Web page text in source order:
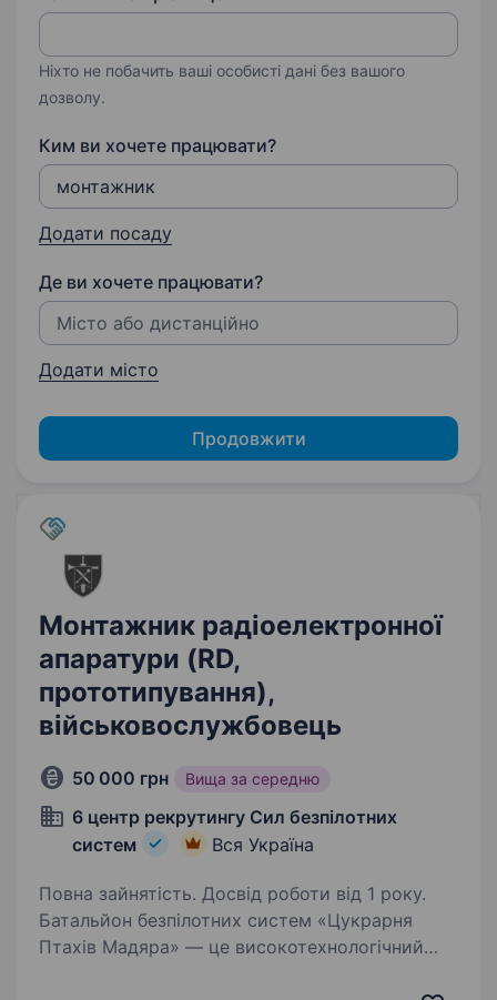
Ніхто не побачить ваші особисті дані без вашого
дозволу.
Ким ви хочете працювати?
Додати посаду
Де ви хочете працювати?
Додати місто
Продовжити
Монтажник радіоелектронної
апаратури (RD,
прототипування),
військовослужбовець
50 000 грн Вища за середню
6 центр рекрутингу Сил безпілотних
систем
Вся Україна
Повна зайнятість. Досвід роботи від 1 року.
Батальйон безпілотних систем «Цукрарня
Птахів Мадяра» — це високотехнологічний